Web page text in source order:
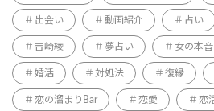
出会い 動画紹介 占い
吉崎綾 夢占い 女の本音
婚活 対処法 復縁
恋の溜まりBar 恋愛 恋